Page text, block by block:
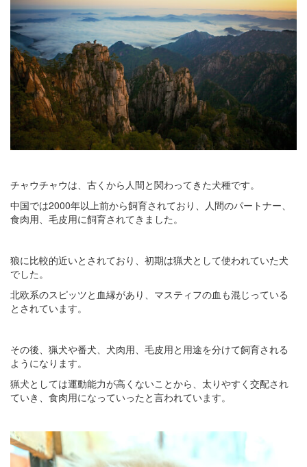
チャウチャウは、古くから人間と関わってきた犬種です。
中国では2000年以上前から飼育されており、人間のパートナー、
食肉用、毛皮用に飼育されてきました。
狼に比較的近いとされており、初期は猟犬として使われていた犬
でした。
北欧系のスピッツと血縁があり、マスティフの血も混じっている
とされています。
その後、猟犬や番犬、犬肉用、毛皮用と用途を分けて飼育される
ようになります。
猟犬としては運動能力が高くないことから、太りやすく交配され
ていき、食肉用になっていったと言われています。